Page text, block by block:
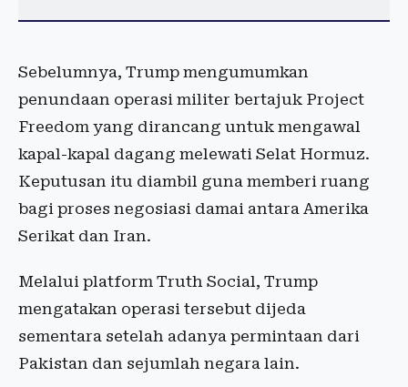
Sebelumnya, Trump mengumumkan
penundaan operasi militer bertajuk Project
Freedom yang dirancang untuk mengawal
kapal-kapal dagang melewati Selat Hormuz.
Keputusan itu diambil guna memberi ruang
bagi proses negosiasi damai antara Amerika
Serikat dan Iran.
Melalui platform Truth Social, Trump
mengatakan operasi tersebut dijeda
sementara setelah adanya permintaan dari
Pakistan dan sejumlah negara lain.